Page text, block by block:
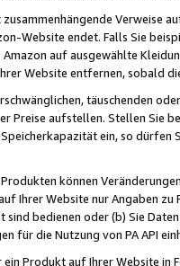
zusammenhängende
Website endet. Falls Sie
auf ausgewählte
Website entfernen, sobald
täuschenden
Preise aufstellen. Stellen Sie
ein, so dürfen
können
Ihrer Website nur Angaben
bedienen oder (b) Sie
für die Nutzung von PA API
Produkt auf Ihrer Website